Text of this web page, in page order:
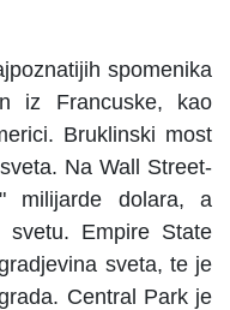
spomenika
iz Francuske, kao
Bruklinski most
Na Wall Street-
milijarde dolara, a
Empire State
sveta, te je
Central Park je